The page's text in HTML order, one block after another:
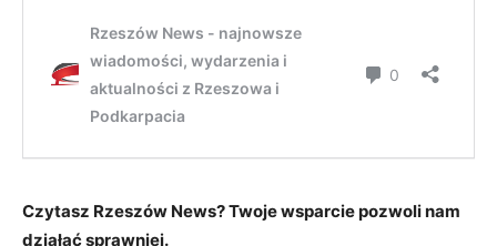
Czytasz Rzeszów News? Twoje wsparcie pozwoli nam
działać sprawniej.